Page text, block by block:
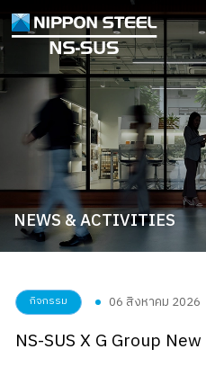
NEWS & ACTIVITIES
กิจกรรม 06 สิงหาคม 2026
NS-SUS X G Group